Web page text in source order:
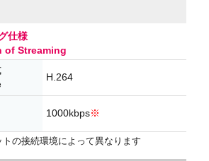
仕様
of Streaming
H.264
1000kbps※
トの接続環境によって異なります